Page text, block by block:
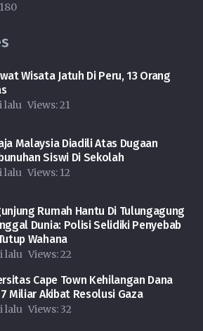
180
Wisata Jatuh Di Peru, 13 Orang
lalu Views:21
Malaysia Diadili Atas Dugaan
Siswi Di Sekolah
lalu Views: 12
Rumah Hantu Di Tulungagung
Dunia: Polisi Selidiki Penyebab
Wahana
lalu Views:22
Cape Town Kehilangan Dana
Miliar Akibat Resolusi Gaza
lalu Views: 32